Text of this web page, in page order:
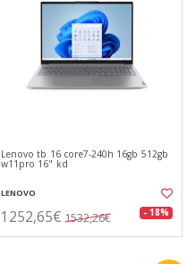
Lenovo tb 16 core7-240h 16gb 512gb
w11pro 16" kd
LENOVO
1252,65€ 1532,26€ - 18%